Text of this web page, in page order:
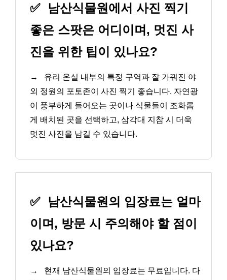
✅
남산식물원에서 사진 찍기
좋은 스팟은 어디이며, 멋진 사
진을 위한 팁이 있나요?
→
유리 온실 내부의 특정 구역과 잘 가꿔진 야
외 정원의 포토존이 사진 찍기 좋습니다. 자연광
이 풍부하게 들어오는 곳이나 식물들이 조화롭
게 배치된 곳을 선택하고, 삼각대 지참 시 더욱
멋진 사진을 남길 수 있습니다.
✅
남산식물원의 입장료는 얼마
이며, 방문 시 주의해야 할 점이
있나요?
→
현재 남산식물원의 입장료는 무료입니다. 다